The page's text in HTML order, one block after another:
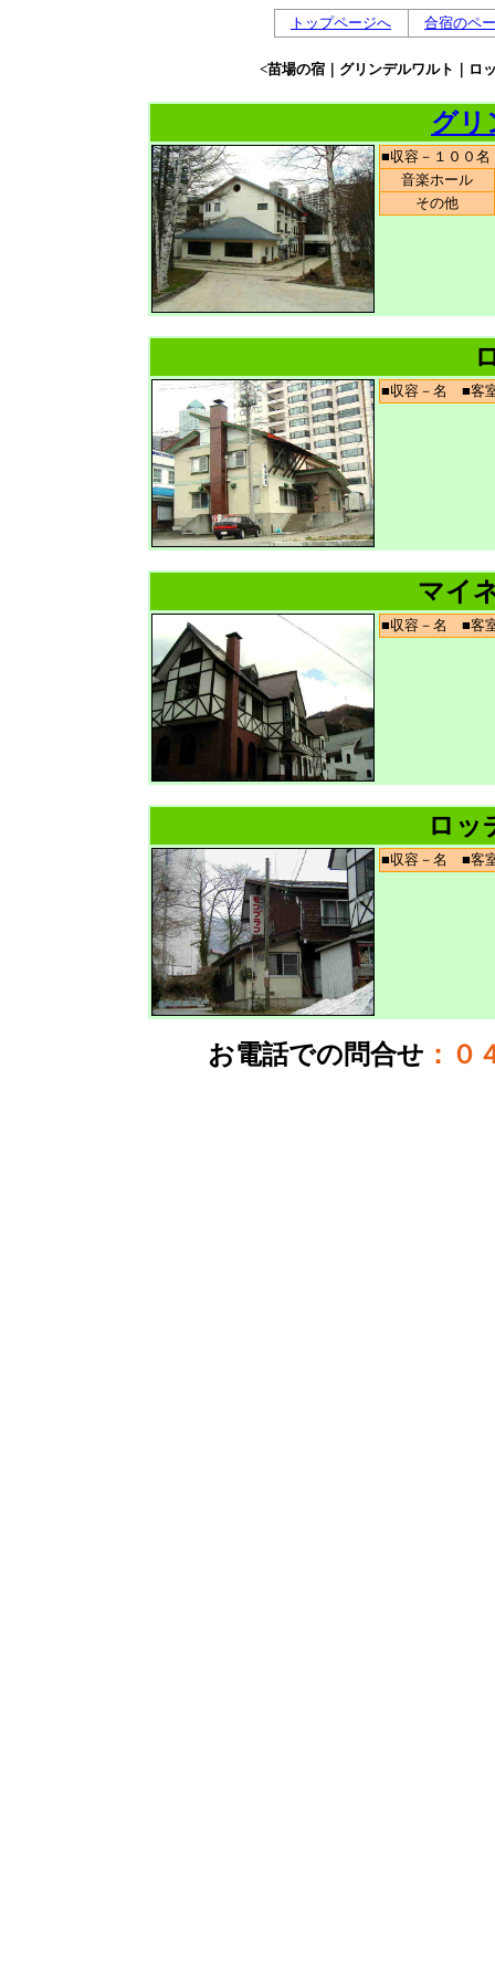
トップページへ 合宿のペ
<苗場の宿｜グリンデルワルト｜ロ
グリ
■収容－１００
音楽ホール
その他
■収容－名 ■客
マイ
■収容－名 ■客
ロッ
■収容－名 ■客
お電話での問合せ ： ０